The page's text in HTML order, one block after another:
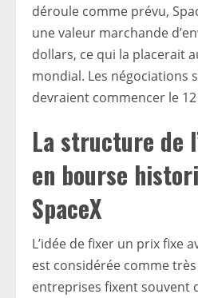
déroule comme prévu,
une valeur marchande
dollars, ce qui la placerait
mondial. Les négociations
devraient commencer le
La structure de
en bourse
SpaceX
L’idée de fixer un prix fixe
est considérée comme
entreprises fixent souvent